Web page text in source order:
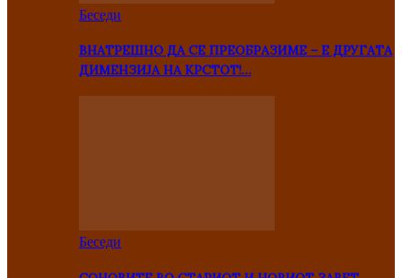
Беседи
ВНАТРЕШНО ДА СЕ ПРЕОБРАЗИМЕ – Е ДРУГАТА
ДИМЕНЗИЈА НА КРСТОТ!…
Беседи